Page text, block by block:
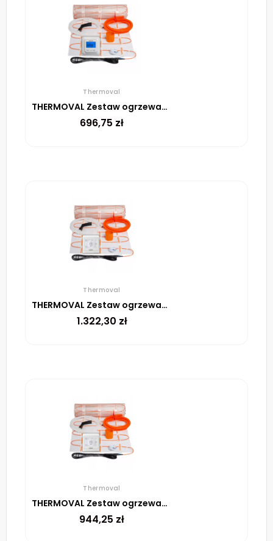
Thermoval
THERMOVAL Zestaw ogrzewania podłogowego – mata TV TO 3m² 170W/m² regulator TVT 04 ED biały
696,75 zł
Thermoval
THERMOVAL Zestaw ogrzewania podłogowego – mata TV TO 10m² 170W/m² regulator TT 16 biały
1.322,30 zł
Thermoval
THERMOVAL Zestaw ogrzewania podłogowego – mata TV TO 6m² 170W/m² regulator TT 16 biały
944,25 zł